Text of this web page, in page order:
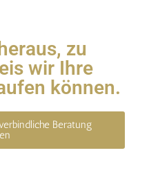
zu
wir Ihre
können.
Beratung